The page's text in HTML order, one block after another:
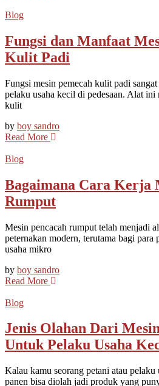
Blog
Fungsi dan Manfaat
Kulit Padi
Fungsi mesin pemecah kulit padi
pelaku usaha kecil di pedesaan. Alat ini
kulit
by boy sandro
Read More
Blog
Bagaimana Cara Kerja
Rumput
Mesin pencacah rumput telah menjadi
peternakan modern, terutama bagi para
usaha mikro
by boy sandro
Read More
Blog
Jenis Olahan Dari
Untuk Pelaku Usaha
Kalau kamu seorang petani atau
panen bisa diolah jadi produk yang